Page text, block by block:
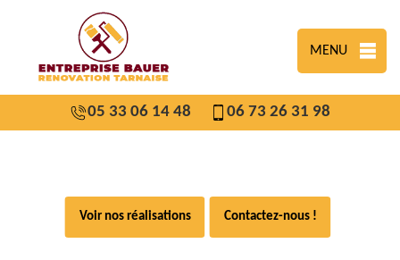
MENU
05 33 06 14 48 06 73 26 31 98
Voir nos réalisations Contactez-nous !